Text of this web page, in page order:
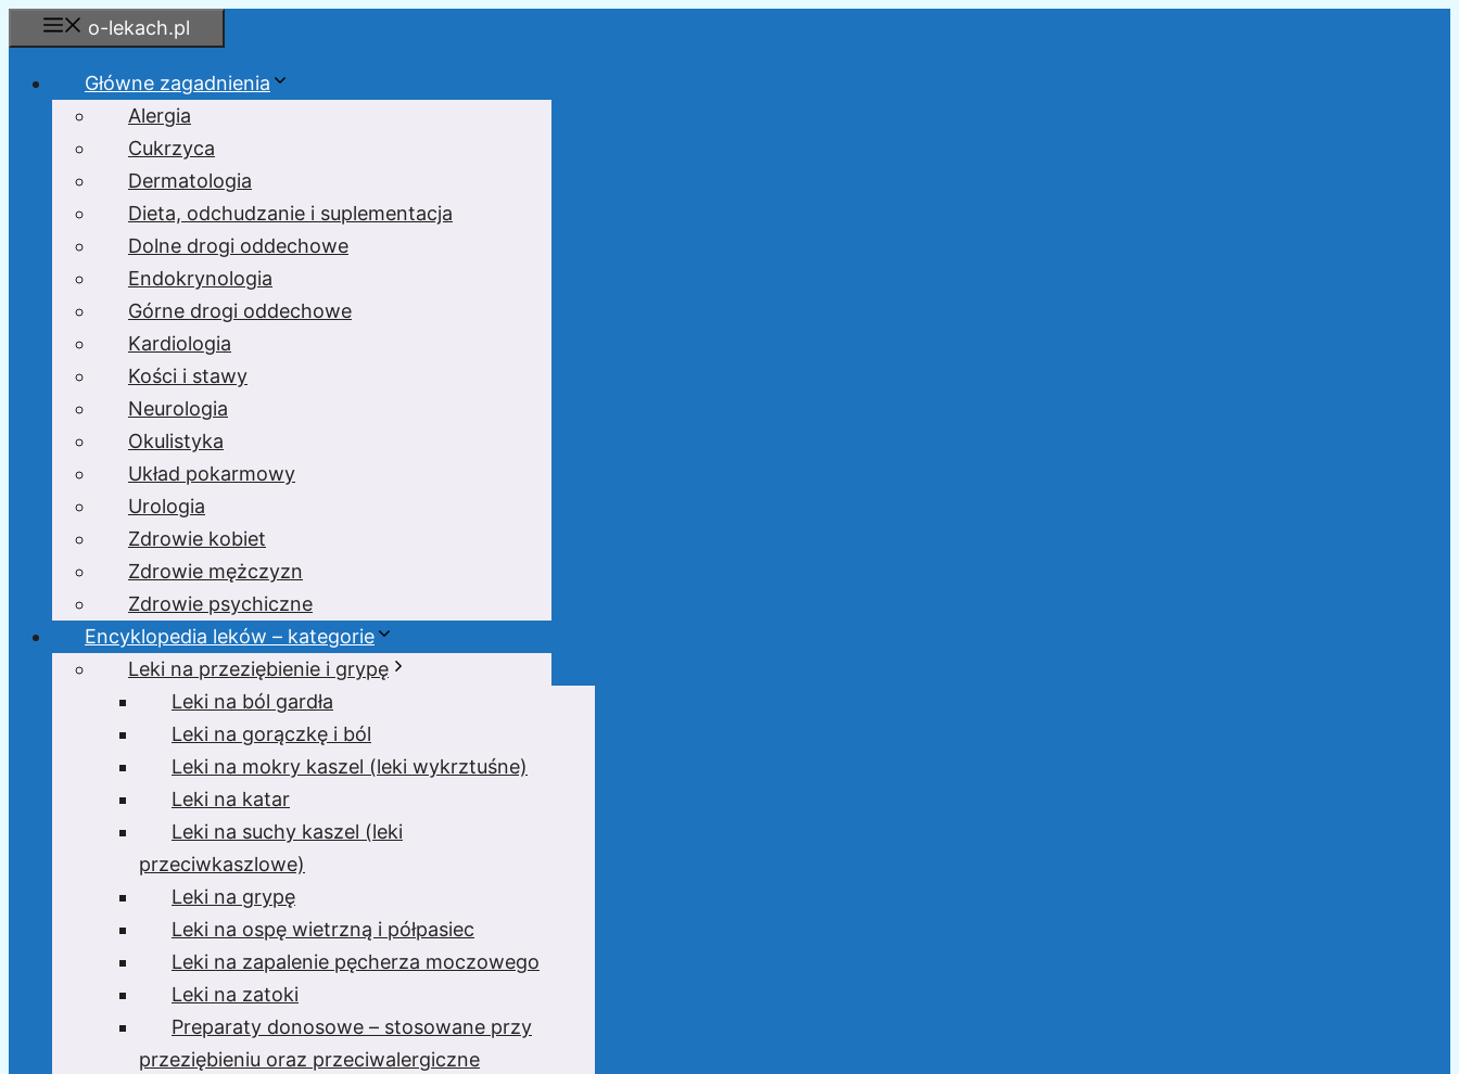
Przejdź
do
o-lekach.pl
Główne zagadnienia
Alergia
Cukrzyca
Dermatologia
Dieta, odchudzanie i suplementacja
Dolne drogi oddechowe
Endokrynologia
Górne drogi oddechowe
Kardiologia
Kości i stawy
Neurologia
Okulistyka
Układ pokarmowy
Urologia
Zdrowie kobiet
Zdrowie mężczyzn
Zdrowie psychiczne
Encyklopedia leków – kategorie
Leki na przeziębienie i grypę
Leki na ból gardła
Leki na gorączkę i ból
Leki na mokry kaszel (leki wykrztuśne)
Leki na katar
Leki na suchy kaszel (leki
przeciwkaszlowe)
Leki na grypę
Leki na ospę wietrzną i półpasiec
Leki na zapalenie pęcherza moczowego
Leki na zatoki
Preparaty donosowe – stosowane przy
przeziębieniu oraz przeciwalergiczne